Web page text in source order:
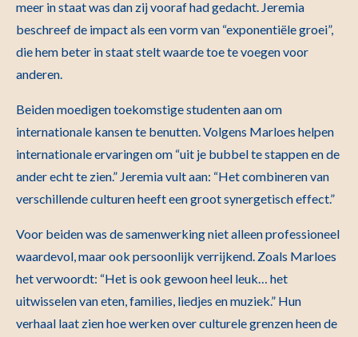
meer in staat was dan zij vooraf had gedacht. Jeremia
beschreef de impact als een vorm van “exponentiële groei”,
die hem beter in staat stelt waarde toe te voegen voor
anderen.
Beiden moedigen toekomstige studenten aan om
internationale kansen te benutten. Volgens Marloes helpen
internationale ervaringen om “uit je bubbel te stappen en de
ander echt te zien.” Jeremia vult aan: “Het combineren van
verschillende culturen heeft een groot synergetisch effect.”
Voor beiden was de samenwerking niet alleen professioneel
waardevol, maar ook persoonlijk verrijkend. Zoals Marloes
het verwoordt: “Het is ook gewoon heel leuk… het
uitwisselen van eten, families, liedjes en muziek.” Hun
verhaal laat zien hoe werken over culturele grenzen heen de